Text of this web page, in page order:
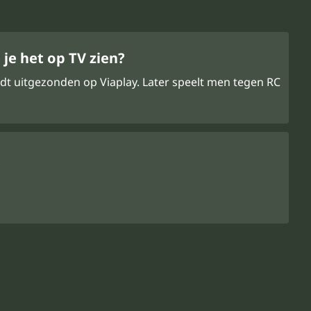
het op TV zien?
uitgezonden op Viaplay. Later speelt men tegen RC